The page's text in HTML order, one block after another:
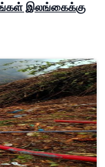
இலங்கைக்கு